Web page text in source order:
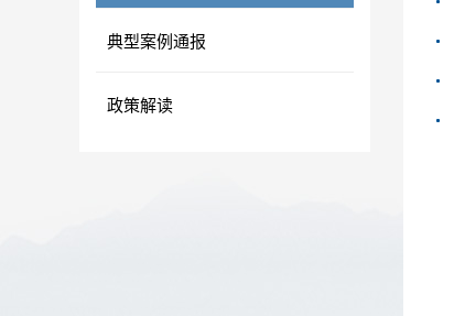
典型案例通报
政策解读